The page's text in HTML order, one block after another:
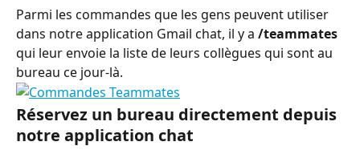
Parmi les commandes que les gens peuvent utiliser
dans notre application Gmail chat, il y a /teammates
qui leur envoie la liste de leurs collègues qui sont au
bureau ce jour-là.
Réservez un bureau directement depuis
notre application chat